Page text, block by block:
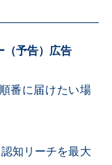
（予告）広告
番に届けたい場
知リーチを最大